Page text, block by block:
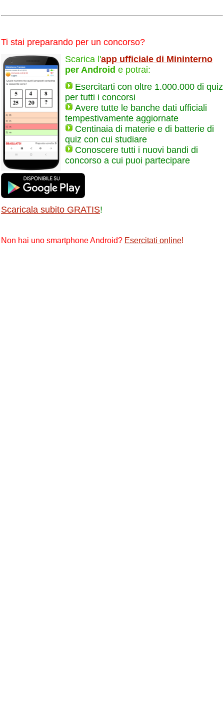
Ti stai preparando per un concorso?
Scarica l'app ufficiale di Mininterno
per Android e potrai:
Esercitarti con oltre 1.000.000 di quiz
per tutti i concorsi
Avere tutte le banche dati ufficiali
tempestivamente aggiornate
Centinaia di materie e di batterie di
quiz con cui studiare
Conoscere tutti i nuovi bandi di
concorso a cui puoi partecipare
Scaricala subito GRATIS!
Non hai uno smartphone Android? Esercitati online!